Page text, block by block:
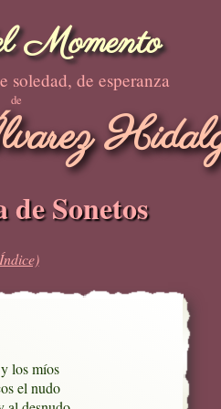
Momento
soledad, de esperanza
de
Sonetos
los míos
el nudo